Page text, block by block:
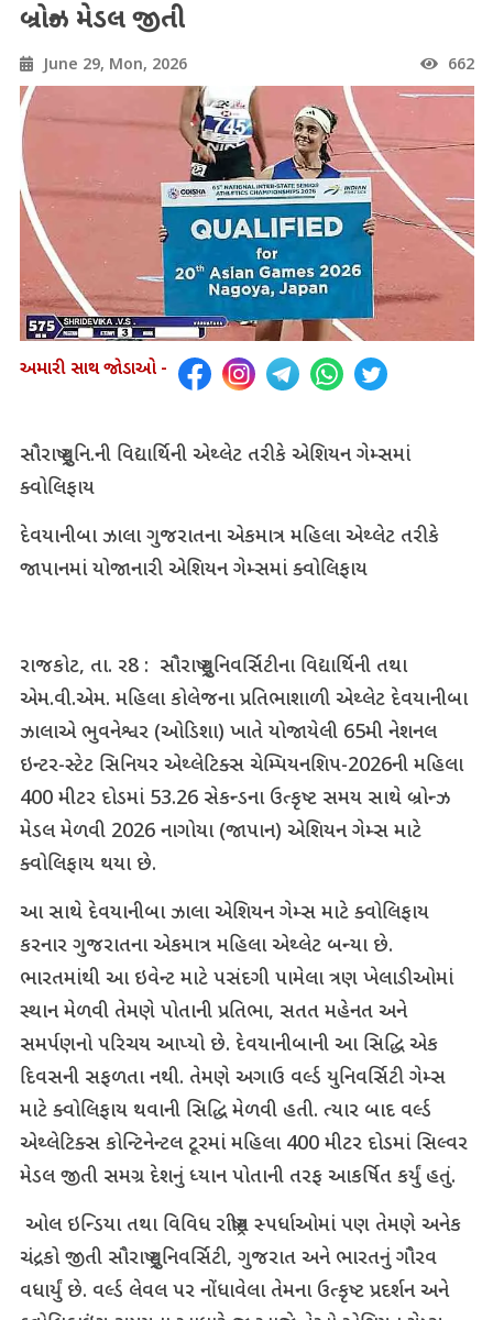
બ્રોન્ઝ મેડલ જીતી
June 29, Mon, 2026 662
અમારી સાથ જોડાઓ -
સૌરાષ્ટ્ર યુનિ.ની વિદ્યાર્થિની એથ્લેટ તરીકે એશિયન ગેમ્સમાં
ક્વોલિફાય
દેવયાનીબા ઝાલા ગુજરાતના એકમાત્ર મહિલા એથ્લેટ તરીકે
જાપાનમાં યોજાનારી એશિયન ગેમ્સમાં ક્વોલિફાય
રાજકોટ, તા. ર8 : સૌરાષ્ટ્ર યુનિવર્સિટીના વિદ્યાર્થિની તથા
એમ.વી.એમ. મહિલા કોલેજના પ્રતિભાશાળી એથ્લેટ દેવયાનીબા
ઝાલાએ ભુવનેશ્વર (ઓડિશા) ખાતે યોજાયેલી 65મી નેશનલ
ઇન્ટર-સ્ટેટ સિનિયર એથ્લેટિક્સ ચેમ્પિયનશિપ-2026ની મહિલા
400 મીટર દોડમાં 53.26 સેકન્ડના ઉત્કૃષ્ટ સમય સાથે બ્રોન્ઝ
મેડલ મેળવી 2026 નાગોયા (જાપાન) એશિયન ગેમ્સ માટે
ક્વોલિફાય થયા છે.
આ સાથે દેવયાનીબા ઝાલા એશિયન ગેમ્સ માટે ક્વોલિફાય
કરનાર ગુજરાતના એકમાત્ર મહિલા એથ્લેટ બન્યા છે.
ભારતમાંથી આ ઇવેન્ટ માટે પસંદગી પામેલા ત્રણ ખેલાડીઓમાં
સ્થાન મેળવી તેમણે પોતાની પ્રતિભા, સતત મહેનત અને
સમર્પણનો પરિચય આપ્યો છે. દેવયાનીબાની આ સિદ્ધિ એક
દિવસની સફળતા નથી. તેમણે અગાઉ વર્લ્ડ યુનિવર્સિટી ગેમ્સ
માટે ક્વોલિફાય થવાની સિદ્ધિ મેળવી હતી. ત્યાર બાદ વર્લ્ડ
એથ્લેટિક્સ કોન્ટિનેન્ટલ ટૂરમાં મહિલા 400 મીટર દોડમાં સિલ્વર
મેડલ જીતી સમગ્ર દેશનું ધ્યાન પોતાની તરફ આકર્ષિત કર્યું હતું.
ઓલ ઇન્ડિયા તથા વિવિધ રાષ્ટ્રીય સ્પર્ધાઓમાં પણ તેમણે અનેક
ચંદ્રકો જીતી સૌરાષ્ટ્ર યુનિવર્સિટી, ગુજરાત અને ભારતનું ગૌરવ
વધાર્યું છે. વર્લ્ડ લેવલ પર નોંધાવેલા તેમના ઉત્કૃષ્ટ પ્રદર્શન અને